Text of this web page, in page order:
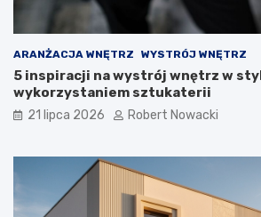
z
a
n
i
ARANŻACJA WNĘTRZ WYSTRÓJ WNĘTRZ
5 inspiracji na wystrój wnętrz w
wykorzystaniem sztukaterii
21 lipca 2026 Robert Nowacki